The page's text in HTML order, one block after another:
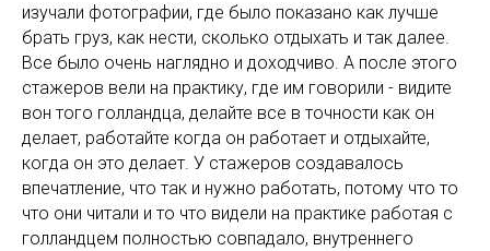
изучали фотографии, где было показано как лучше
брать груз, как нести, сколько отдыхать и так далее.
Все было очень наглядно и доходчиво. А после этого
стажеров вели на практику, где им говорили - видите
вон того голландца, делайте все в точности как он
делает, работайте когда он работает и отдыхайте,
когда он это делает. У стажеров создавалось
впечатление, что так и нужно работать, потому что то
что они читали и то что видели на практике работая с
голландцем полностью совпадало, внутреннего